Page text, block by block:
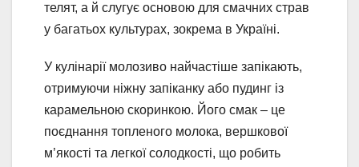
телят, а й слугує основою для смачних страв
у багатьох культурах, зокрема в Україні.
У кулінарії молозиво найчастіше запікають,
отримуючи ніжну запіканку або пудинг із
карамельною скоринкою. Його смак – це
поєднання топленого молока, вершкової
м’якості та легкої солодкості, що робить